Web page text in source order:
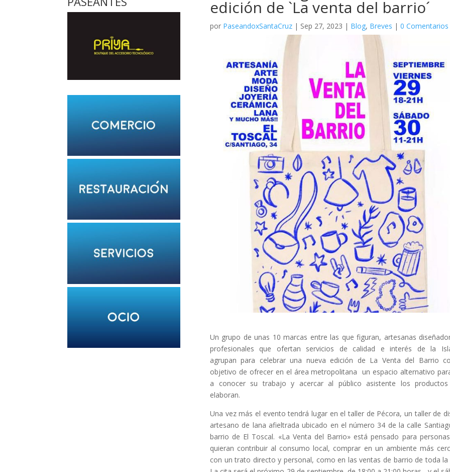
edición de `La venta del barrio´
por PaseandoxSantaCruz| Sep 27, 2023 | Blog, Breves | 0 Comentarios
Un grupo de unas 10 marcas entre las que figuran, artesanas
profesionales que ofertan servicios de calidad e interés de la
agrupan para celebrar una nueva edición de La Venta del Barrio
objetivo de ofrecer en el área metropolitana un espacio alternativo
a conocer su trabajo y acercar al público asistente los
elaboran.
Una vez más el evento tendrá lugar en el taller de Pécora, un taller de
artesano de lana afieltrada ubicado en el número 34 de la calle
barrio de El Toscal. «La Venta del Barrio» está pensado para
quieran contribuir al consumo local, comprar en un ambiente más
con un trato directo y personal, como en las ventas de barrio de toda la